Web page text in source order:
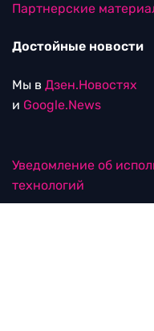
Партнерские
Достойные новости
Мы в Дзен.Новостях
и Google.News
Уведомление об
технологий